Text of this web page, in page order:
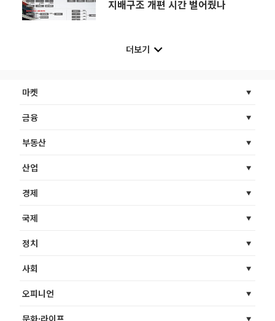
지배구조 개편 시간 벌어줬나
더보기
마켓
금융
부동산
산업
경제
국제
정치
사회
오피니언
문화·라이프